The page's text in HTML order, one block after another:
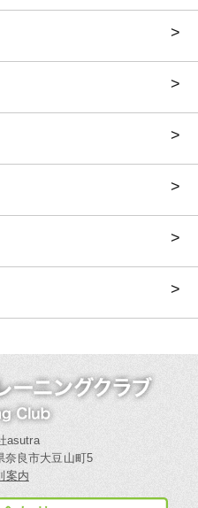
asutra
奈良市大豆山町5
案内